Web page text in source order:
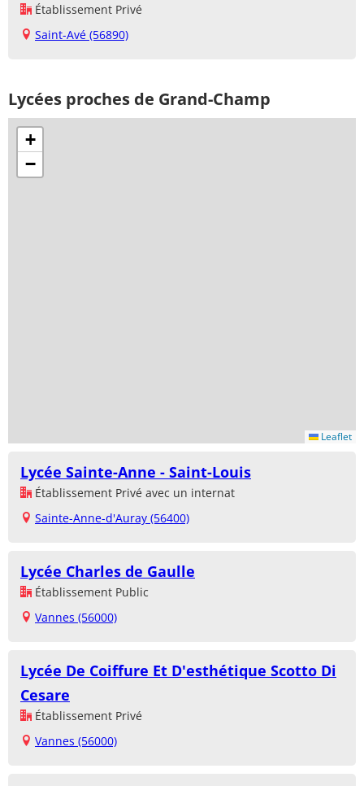
Établissement Privé
Saint-Avé (56890)
Lycées proches de Grand-Champ
+
−
Leaflet
Lycée Sainte-Anne - Saint-Louis
Établissement Privé avec un internat
Sainte-Anne-d'Auray (56400)
Lycée Charles de Gaulle
Établissement Public
Vannes (56000)
Lycée De Coiffure Et D'esthétique Scotto Di
Cesare
Établissement Privé
Vannes (56000)